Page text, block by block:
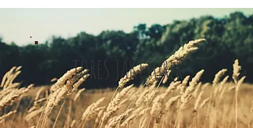
TORES JAKTTURER